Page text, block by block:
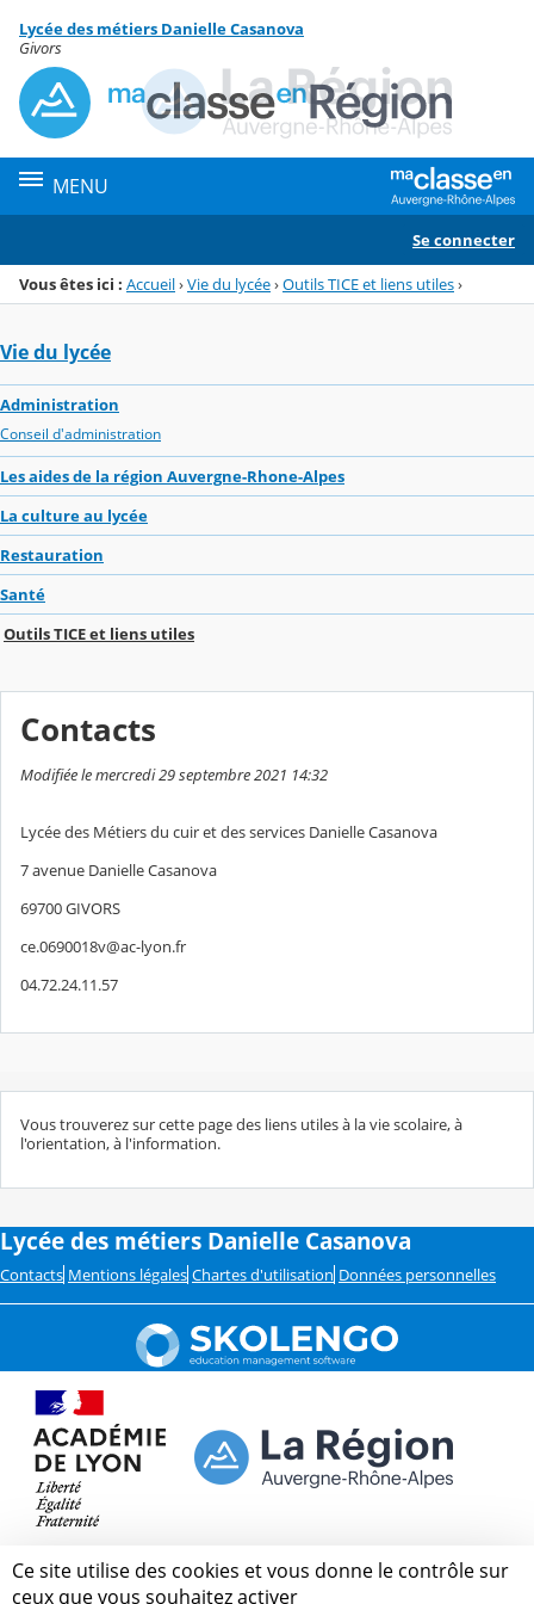
Menu de la rubrique
Contenu
Lycée des métiers Danielle Casanova
Givors
MENU
Se connecter
Vous êtes ici : Accueil›Vie du lycée›Outils TICE et liens utiles›
Vie du lycée
Administration
Conseil d'administration
Les aides de la région Auvergne-Rhone-Alpes
La culture au lycée
Restauration
Santé
Outils TICE et liens utiles
Contacts
Modifiée le mercredi 29 septembre 2021 14:32
Lycée des Métiers du cuir et des services Danielle Casanova
7 avenue Danielle Casanova
69700 GIVORS
ce.0690018v@ac-lyon.fr
04.72.24.11.57
Vous trouverez sur cette page des liens utiles à la vie scolaire, à
l'orientation, à l'information.
Lycée des métiers Danielle Casanova
Contacts Mentions légales Chartes d'utilisation Données personnelles
Ce site utilise des cookies et vous donne le contrôle sur
ceux que vous souhaitez activer